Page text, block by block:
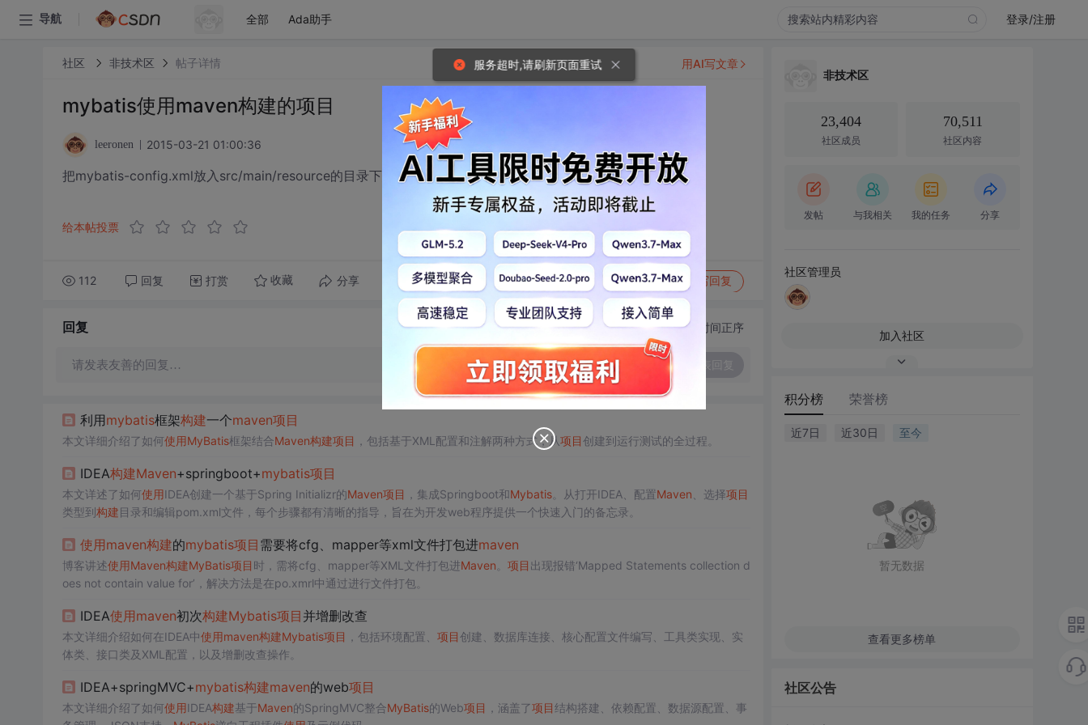
导航 全部 Ada助手 登录/注册
社区 非技术区 帖子详情
mybatis使用maven构建的项目
leeronen 2015-03-21 01:00:36
把mybatis-config.xml放入src/main/resource的目录下怎么读取，为何读取都会是报读取错误
给本帖投票
112 回复 打赏 收藏 分享 转发到动态 举报 写回复
用AI写文章
回复 切换为时间正序
请发表友善的回复…
利用mybatis框架构建一个maven项目
本文详细介绍了如何使用MyBatis框架结合Maven构建项目 ，包括基于XML配置和注解两种方式，从项目创建到运行测试的全过程。
IDEA构建Maven+springboot+mybatis项目
本文详述了如何使用IDEA创建一个基于Spring Initializr的Maven项目 ，集成Springboot和Mybatis。从打开IDEA、配置Maven 、选择项目
类型到构建目录和编辑pom.xml文件，每个步骤都有清晰的指导，旨在为开发web程序提供一个快速入门的备忘录。
使用maven构建的mybatis项目 需要将cfg、mapper等xml文件打包进maven
博客讲述使用Maven构建MyBatis项目 时，需将cfg、mapper等XML文件打包进Maven 项目 出现报错‘Mapped Statements collection d
oes not contain value for’，解决方法是在po.xmrl中通过进行文件打包。
IDEA使用maven初次构建Mybatis项目 并增删改查
本文详细介绍如何在IDEA中使用maven构建Mybatis项目 ，包括环境配置、 项目创建、数据库连接、核心配置文件编写、工具类实现、实
体类、接口类及XML配置，以及增删改查操作。
IDEA+springMVC+mybatis构建maven的web项目
本文详细介绍了如何使用IDEA构建基于Maven的SpringMVC整合MyBatis的Web项目 ，涵盖了项目结构搭建、依赖配置、数据源配置、事
非技术区
23,404
社区成员
70,511
社区内容
发帖 与我相关 我的任务 分享
社区管理员
加入社区
积分榜 荣誉榜
近7日 近30日 至今
暂无数据
查看更多榜单
社区公告
服务超时,请刷新页面重试